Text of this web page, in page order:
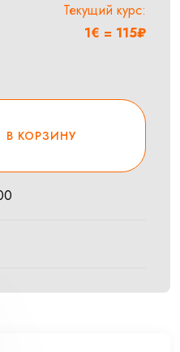
Текущий курс:
1€ = 115₽
В КОРЗИНУ